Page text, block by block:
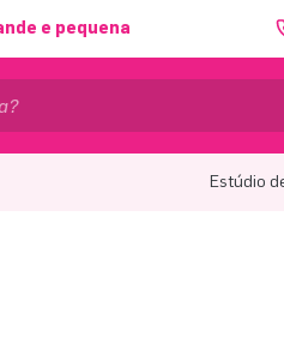
e pequena
Estúdio